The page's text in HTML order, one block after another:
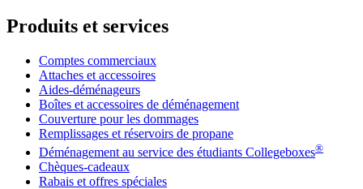
Produits et services
Comptes commerciaux
Attaches et accessoires
Aides-déménageurs
Boîtes et accessoires de déménagement
Couverture pour les dommages
Remplissages et réservoirs de propane
Déménagement au service des étudiants Collegeboxes®
Chèques-cadeaux
Rabais et offres spéciales